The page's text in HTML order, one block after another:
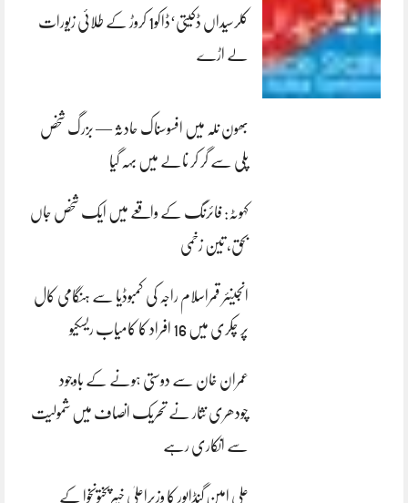
کلرسیداں ڈکیتی‘ڈاکو1 کروڑ کے طلائی زیورات
لے اڑے
بھون نلہ میں افسوسناک حادثہ — بزرگ شخص
پلی سے گر کر نالے میں بہہ گیا
کہوٹہ: فائرنگ کے واقعے میں ایک شخص جاں
بحق، تین زخمی
انجینئر قمراسلام راجہ کی کمبوڈیا سے ہنگامی کال
پر چکری میں 16 افراد کا کامیاب ریسکیو
عمران خان سے دوستی ہونے کے باوجود
چودھری نثار نے تحریک انصاف میں شمولیت
سے انکاری رہے
علی امین گنڈاپور کا وزیراعلیٰ خیبرپختونخوا کے